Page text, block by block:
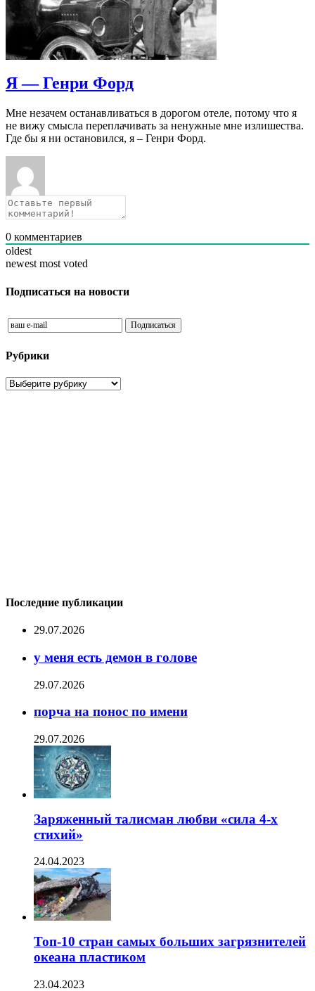
Я — Генри Форд
Мне незачем останавливаться в дорогом отеле, потому что я
не вижу смысла переплачивать за ненужные мне излишества.
Где бы я ни остановился, я – Генри Форд.
0 комментариев
oldest
newest most voted
Подписаться на новости
Рубрики
Рубрики
Последние публикации
29.07.2026
у меня есть демон в голове
29.07.2026
порча на понос по имени
29.07.2026
Заряженный талисман любви «сила 4-х
стихий»
24.04.2023
Топ-10 стран самых больших загрязнителей
океана пластиком
23.04.2023